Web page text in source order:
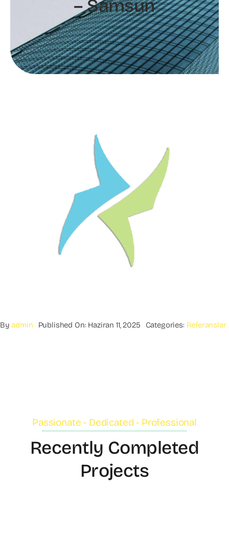
– Samsun
Byadmin Published On: Haziran 11, 2025 Categories: Referanslar
Passionate - Dedicated - Professional
Recently Completed
Projects